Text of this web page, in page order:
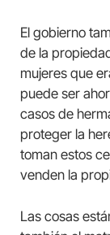
El gobierno
de la
mujeres que
puede ser
casos de
proteger la
toman estos
venden la
Las cosas